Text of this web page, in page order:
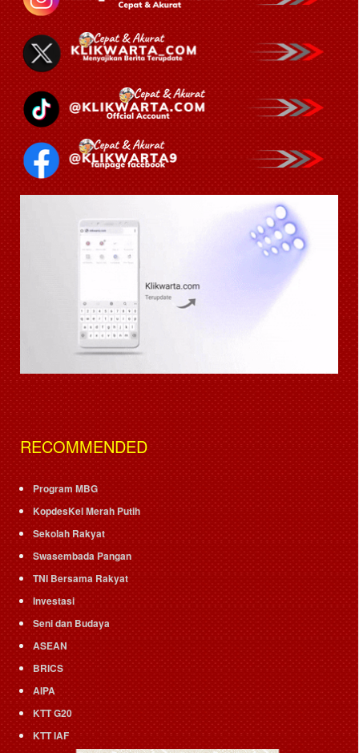
RECOMMENDED
Program MBG
KopdesKel Merah Putih
Sekolah Rakyat
Swasembada Pangan
TNI Bersama Rakyat
Investasi
Seni dan Budaya
ASEAN
BRICS
AIPA
KTT G20
KTT IAF